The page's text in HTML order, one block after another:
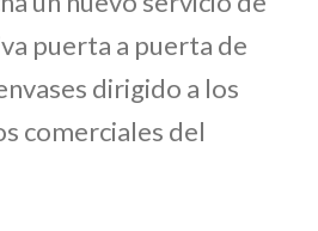
puerta a puerta de
dirigido a los
comerciales del